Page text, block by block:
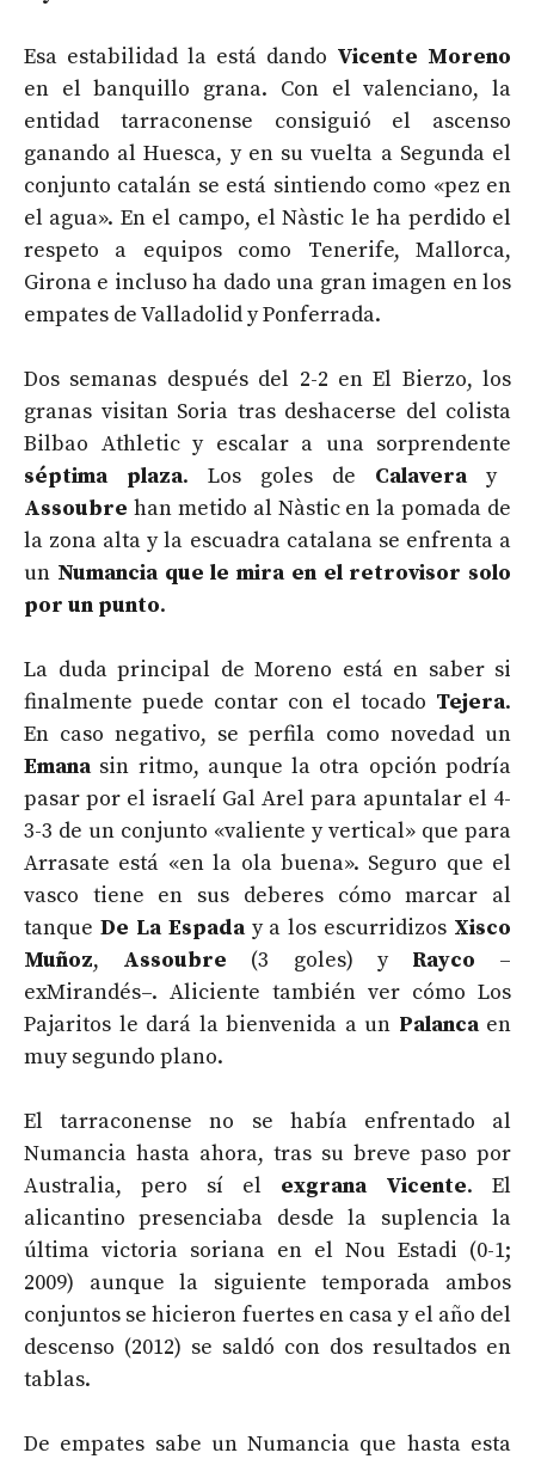
Esa estabilidad la está dando Vicente Moreno
en el banquillo grana. Con el valenciano, la
entidad tarraconense consiguió el ascenso
ganando al Huesca, y en su vuelta a Segunda el
conjunto catalán se está sintiendo como «pez en
el agua». En el campo, el Nàstic le ha perdido el
respeto a equipos como Tenerife, Mallorca,
Girona e incluso ha dado una gran imagen en los
empates de Valladolid y Ponferrada.
Dos semanas después del 2-2 en El Bierzo, los
granas visitan Soria tras deshacerse del colista
Bilbao Athletic y escalar a una sorprendente
séptima plaza. Los goles de Calavera y
Assoubre han metido al Nàstic en la pomada de
la zona alta y la escuadra catalana se enfrenta a
un Numancia que le mira en el retrovisor solo
por un punto.
La duda principal de Moreno está en saber si
finalmente puede contar con el tocado Tejera.
En caso negativo, se perfila como novedad un
Emana sin ritmo, aunque la otra opción podría
pasar por el israelí Gal Arel para apuntalar el 4-
3-3 de un conjunto «valiente y vertical» que para
Arrasate está «en la ola buena». Seguro que el
vasco tiene en sus deberes cómo marcar al
tanque De La Espaday a los escurridizos Xisco
Muñoz, Assoubre (3 goles) y Rayco –
exMirandés–. Aliciente también ver cómo Los
Pajaritos le dará la bienvenida a un Palancaen
muy segundo plano.
El tarraconense no se había enfrentado al
Numancia hasta ahora, tras su breve paso por
Australia, pero sí el exgrana Vicente. El
alicantino presenciaba desde la suplencia la
última victoria soriana en el Nou Estadi (0-1;
2009) aunque la siguiente temporada ambos
conjuntos se hicieron fuertes en casa y el año del
descenso (2012) se saldó con dos resultados en
tablas.
De empates sabe un Numancia que hasta esta